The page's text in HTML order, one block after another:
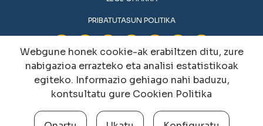
PRIBATUTASUN POLITIKA
Webgune honek cookie-ak erabiltzen ditu, zure
nabigazioa errazteko eta analisi estatistikoak
egiteko. Informazio gehiago nahi baduzu,
kontsultatu gure Cookien Politika